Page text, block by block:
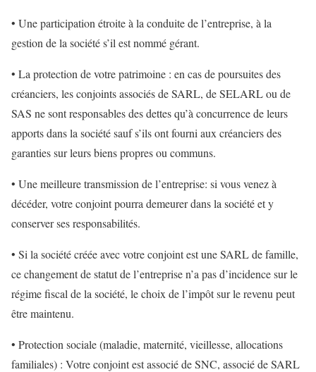
• Une participation étroite à la conduite de l’entreprise, à la
gestion de la société s’il est nommé gérant.
• La protection de votre patrimoine : en cas de poursuites des
créanciers, les conjoints associés de SARL, de SELARL ou de
SAS ne sont responsables des dettes qu’à concurrence de leurs
apports dans la société sauf s’ils ont fourni aux créanciers des
garanties sur leurs biens propres ou communs.
• Une meilleure transmission de l’entreprise: si vous venez à
décéder, votre conjoint pourra demeurer dans la société et y
conserver ses responsabilités.
• Si la société créée avec votre conjoint est une SARL de famille,
ce changement de statut de l’entreprise n’a pas d’incidence sur le
régime fiscal de la société, le choix de l’impôt sur le revenu peut
être maintenu.
• Protection sociale (maladie, maternité, vieillesse, allocations
familiales) : Votre conjoint est associé de SNC, associé de SARL